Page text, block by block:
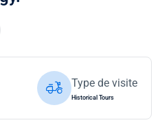
Type de visite
Historical Tours